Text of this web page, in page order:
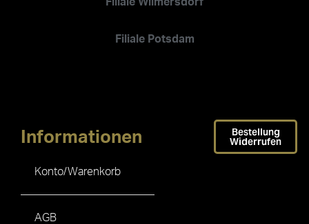
Filiale Potsdam
Informationen
Konto/Warenkorb
AGB
Bestellung
Widerrufen